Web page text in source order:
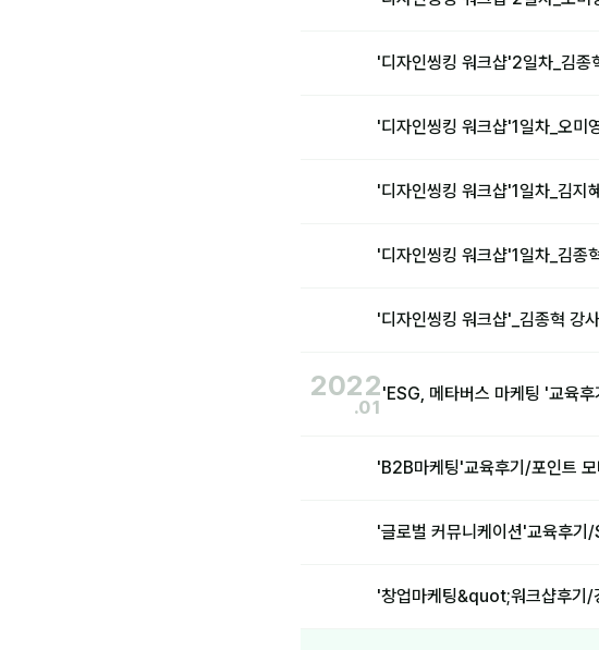
'디자인씽킹 워크샵'2일차_김
'디자인씽킹 워크샵'1일차_오미
'디자인씽킹 워크샵'1일차_김지
'디자인씽킹 워크샵'1일차_김종
'디자인씽킹 워크샵'_김종혁 강
2022
.01
'ESG, 메타버스 마케팅 '교육
'B2B마케팅'교육후기/포인트 모
'글로벌 커뮤니케이션'교육후
'창업마케팅&quot;워크샵후기/